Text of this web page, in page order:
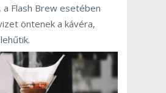
Flash Brew esetében
öntenek a kávéra,